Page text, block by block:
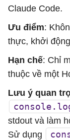
Claude Code.
Ưu điểm:
thực, khởi
Hạn chế: Chỉ
thuộc về một
Lưu ý quan
stdout và làm
Sử dụng